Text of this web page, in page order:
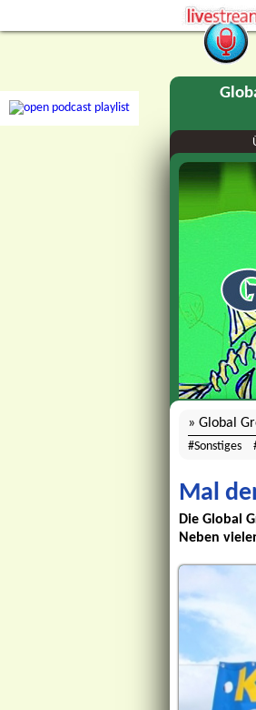
Global
Sonstiges
Mal
Die Global
Neben